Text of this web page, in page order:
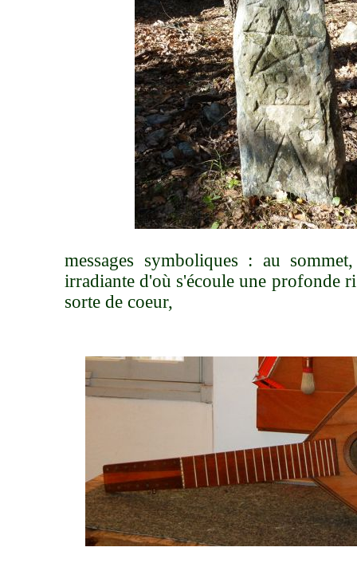
messages symboliques : au
irradiante d'où s'écoule une profonde
sorte de coeur,